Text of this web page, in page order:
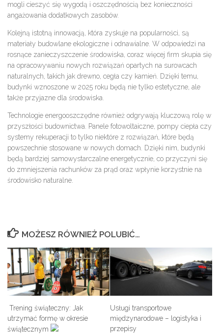
mogli cieszyć się wygodą i oszczędnością bez konieczności
angażowania dodatkowych zasobów.
Kolejną istotną innowacją, która zyskuje na popularności, są
materiały budowlane ekologiczne i odnawialne. W odpowiedzi na
rosnące zanieczyszczenie środowiska, coraz więcej firm skupia się
na opracowywaniu nowych rozwiązań opartych na surowcach
naturalnych, takich jak drewno, cegła czy kamień. Dzięki temu,
budynki wznoszone w 2025 roku będą nie tylko estetyczne, ale
także przyjazne dla środowiska.
Technologie energooszczędne również odgrywają kluczową rolę w
przyszłości budownictwa. Panele fotowoltaiczne, pompy ciepła czy
systemy rekuperacji to tylko niektóre z rozwiązań, które będą
powszechnie stosowane w nowych domach. Dzięki nim, budynki
będą bardziej samowystarczalne energetycznie, co przyczyni się
do zmniejszenia rachunków za prąd oraz wpłynie korzystnie na
środowisko naturalne.
MOŻESZ RÓWNIEŻ POLUBIĆ…
Trening świąteczny: Jak
utrzymać formę w okresie
świątecznym
Usługi transportowe
międzynarodowe – logistyka i
przepisy